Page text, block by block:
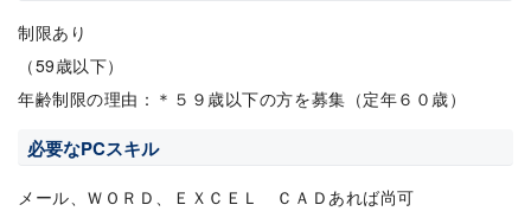
制限あり
（59歳以下）
年齢制限の理由：＊５９歳以下の方を募集（定年６０歳）
必要なPCスキル
メール、ＷＯＲＤ、ＥＸＣＥＬ ＣＡＤあれば尚可